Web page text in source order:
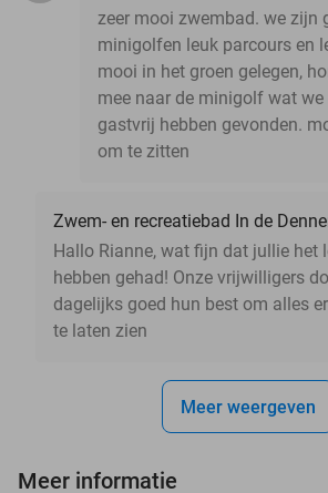
zeer mooi zwembad. we zijn
minigolfen leuk parcours en
mooi in het groen gelegen,
mee naar de minigolf wat we
gastvrij hebben gevonden.
om te zitten
Zwem- en recreatiebad In de
Hallo Rianne, wat fijn dat jullie het
hebben gehad! Onze vrijwilligers
dagelijks goed hun best om alles
te laten zien
Meer weergeven
Meer informatie